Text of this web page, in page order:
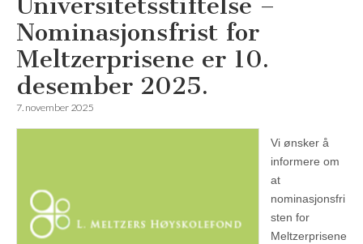
Universitetsstiftelse –
Nominasjonsfrist for
Meltzerprisene er 10.
desember 2025.
7. november 2025
Vi ønsker å
informere om
at
nominasjonsfri
sten for
Meltzerprisene